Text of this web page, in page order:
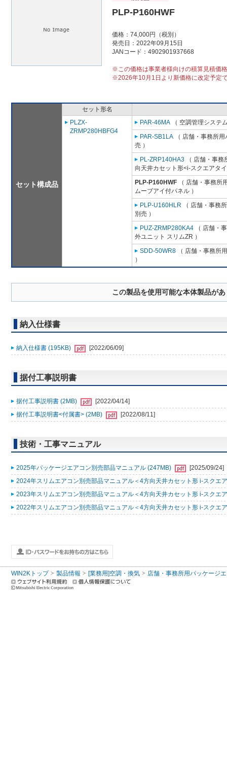
PLP-P160HWF
価格：74,000円（税別）
発売日：2022年09月15日
JANコード：4902901937668
※この価格は事業者様向けの積算見積価
※2026年10月1日より新価格に改定予定
セット構成品
セット形名
PLZX-
ZRMP280HBFG4
PAR-46MA （ 空調管理システ
PAR-SB1LA （ 店舗・事務所
売 ）
PL-ZRP140HA3 （ 店舗・事
向天井カセット形<i-スクエアタ
PLP-P160HWF （ 店舗・事務所
ムーブアイ付パネル ）
PLP-U160HLR （ 店舗・事務
別売 ）
PUZ-ZRMP280KA4 （ 店舗・
外ユニット スリムZR ）
SDD-50WR8 （ 店舗・事務所
）
この製品を使用可能な本体製品が
納入仕様書
納入仕様書 (195KB) [2022/06/09]
据付工事説明書
据付工事説明書 (2MB)
[2022/04/14]
据付工事説明書<付属書> (2MB)
[2022/08/11]
技術・工事マニュアル
2025年パッケージエアコン別売部品マニュアル (247MB)
[2025/09/24]
2024年スリムエアコン別売部品マニュアル＜4方向天井カセット形 i-スクエ
2023年スリムエアコン別売部品マニュアル＜4方向天井カセット形 i-スクエ
2022年スリムエアコン別売部品マニュアル＜4方向天井カセット形 i-スクエ
WIN2Kトップ 製品情報 [業務用]空調・換気 店舗・事務所用パッケージ